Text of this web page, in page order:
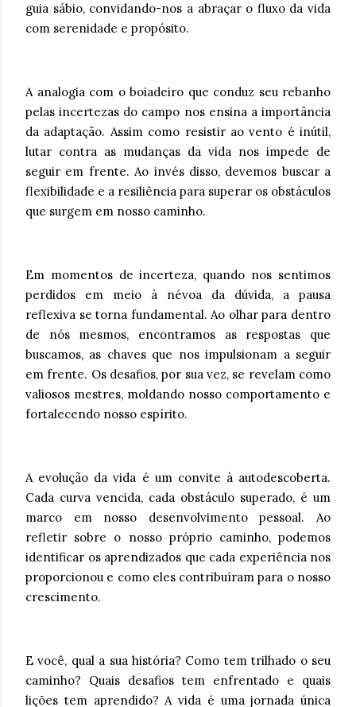
guia sábio, convidando-nos a abraçar o fluxo da vida
com serenidade e propósito.
A analogia com o boiadeiro que conduz seu rebanho
pelas incertezas do campo nos ensina a importância
da adaptação. Assim como resistir ao vento é inútil,
lutar contra as mudanças da vida nos impede de
seguir em frente. Ao invés disso, devemos buscar a
flexibilidade e a resiliência para superar os obstáculos
que surgem em nosso caminho.
Em momentos de incerteza, quando nos sentimos
perdidos em meio à névoa da dúvida, a pausa
reflexiva se torna fundamental. Ao olhar para dentro
de nós mesmos, encontramos as respostas que
buscamos, as chaves que nos impulsionam a seguir
em frente. Os desafios, por sua vez, se revelam como
valiosos mestres, moldando nosso comportamento e
fortalecendo nosso espírito.
A evolução da vida é um convite à autodescoberta.
Cada curva vencida, cada obstáculo superado, é um
marco em nosso desenvolvimento pessoal. Ao
refletir sobre o nosso próprio caminho, podemos
identificar os aprendizados que cada experiência nos
proporcionou e como eles contribuíram para o nosso
crescimento.
E você, qual a sua história? Como tem trilhado o seu
caminho? Quais desafios tem enfrentado e quais
lições tem aprendido? A vida é uma jornada única